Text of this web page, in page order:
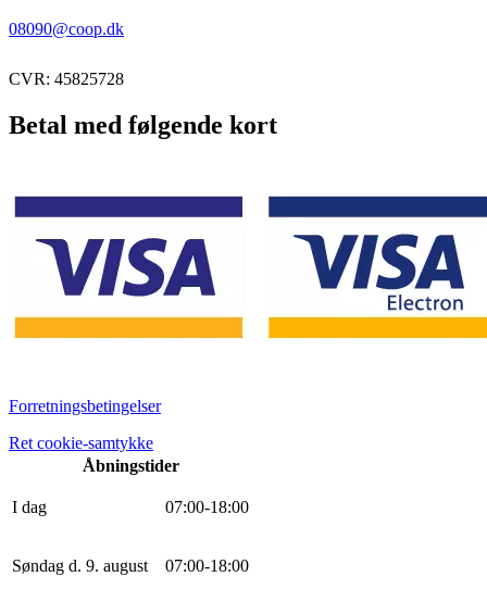
08090@coop.dk
CVR: 45825728
Betal med følgende kort
Forretningsbetingelser
Ret cookie-samtykke
Åbningstider
I dag 07:00-18:00
Søndag d. 9. august 07:00-18:00